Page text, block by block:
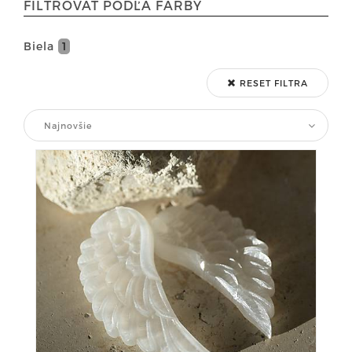
FILTROVAŤ PODĽA FARBY
Biela 1
RESET FILTRA
Najnovšie